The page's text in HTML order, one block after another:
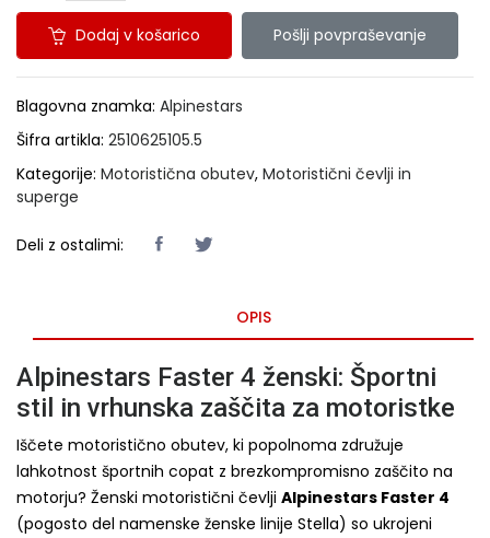
Dodaj v košarico Pošlji povpraševanje
Blagovna znamka: Alpinestars
Šifra artikla: 2510625105.5
Kategorije: Motoristična obutev, Motoristični čevlji in
superge
Deli z ostalimi:
OPIS
Alpinestars Faster 4 ženski: Športni
stil in vrhunska zaščita za motoristke
Iščete motoristično obutev, ki popolnoma združuje
lahkotnost športnih copat z brezkompromisno zaščito na
motorju? Ženski motoristični čevlji Alpinestars Faster 4
(pogosto del namenske ženske linije Stella) so ukrojeni